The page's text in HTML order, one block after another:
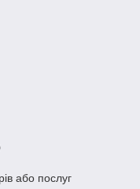
або послуг